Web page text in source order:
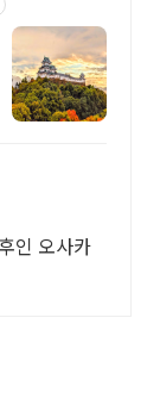
인 오사카